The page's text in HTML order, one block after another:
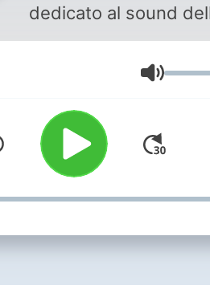
dedicato al sound
di quegli anni. Con
al microfono e Jimbo
Alza il volume delle
lasciati trasportare, e
divertimento
Volume